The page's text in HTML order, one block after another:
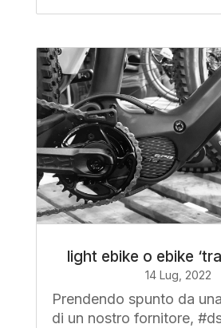
light ebike o ebike
14 Lug, 2022
Prendendo spunto da
di un nostro fornitore,